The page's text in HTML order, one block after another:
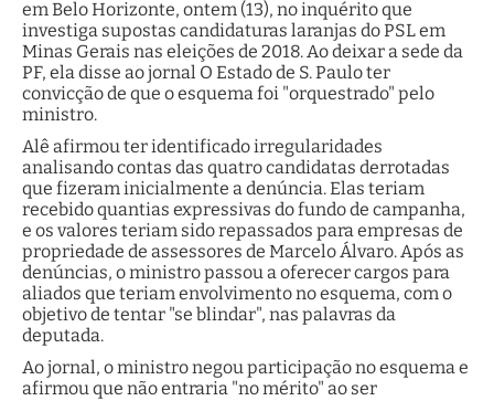
em Belo Horizonte, ontem (13), no inquérito que
investiga supostas candidaturas laranjas do PSL em
Minas Gerais nas eleições de 2018. Ao deixar a sede da
PF, ela disse ao jornal O Estado de S. Paulo ter
convicção de que o esquema foi "orquestrado" pelo
ministro.
Alê afirmou ter identificado irregularidades
analisando contas das quatro candidatas derrotadas
que fizeram inicialmente a denúncia. Elas teriam
recebido quantias expressivas do fundo de campanha,
e os valores teriam sido repassados para empresas de
propriedade de assessores de Marcelo Álvaro. Após as
denúncias, o ministro passou a oferecer cargos para
aliados que teriam envolvimento no esquema, com o
objetivo de tentar "se blindar", nas palavras da
deputada.
Ao jornal, o ministro negou participação no esquema e
afirmou que não entraria "no mérito" ao ser